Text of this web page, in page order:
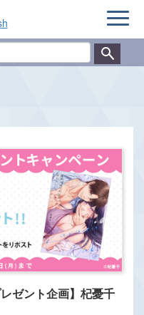
品
ナ
ゲ
ゼント企画】杞憂千